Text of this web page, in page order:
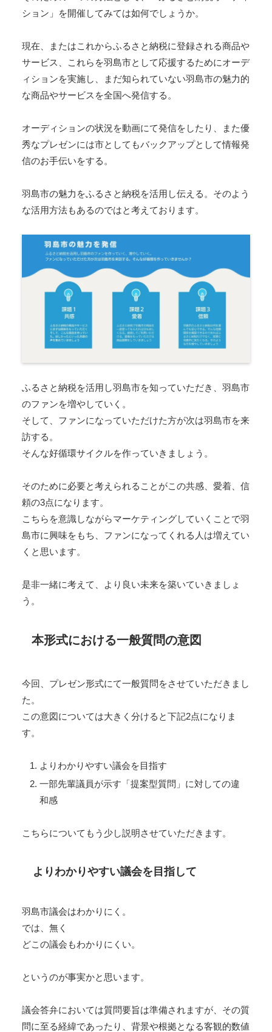
ション」を開催してみては如何でしょうか。
現在、またはこれからふるさと納税に登録される商品や
サービス、これらを羽島市として応援するためにオーデ
ィションを実施し、まだ知られていない羽島市の魅力的
な商品やサービスを全国へ発信する。
オーディションの状況を動画にて発信をしたり、また優
秀なプレゼンには市としてもバックアップとして情報発
信のお手伝いをする。
羽島市の魅力をふるさと納税を活用し伝える。そのよう
な活用方法もあるのではと考えております。
ふるさと納税を活用し羽島市を知っていただき、羽島市
のファンを増やしていく。
そして、ファンになっていただけた方が次は羽島市を来
訪する。
そんな好循環サイクルを作っていきましょう。
そのために必要と考えられることがこの共感、愛着、信
頼の3点になります。
こちらを意識しながらマーケティングしていくことで羽
島市に興味をもち、ファンになってくれる人は増えてい
くと思います。
是非一緒に考えて、より良い未来を築いていきましょ
う。
本形式における一般質問の意図
今回、プレゼン形式にて一般質問をさせていただきまし
た。
この意図については大きく分けると下記2点になりま
す。
よりわかりやすい議会を目指す
一部先輩議員が示す「提案型質問」に対しての違
和感
こちらについてもう少し説明させていただきます。
よりわかりやすい議会を目指して
羽島市議会はわかりにく。
では、無く
どこの議会もわかりにくい。
というのが事実かと思います。
議会答弁においては質問要旨は準備されますが、その質
問に至る経緯であったり、背景や根拠となる客観的数値